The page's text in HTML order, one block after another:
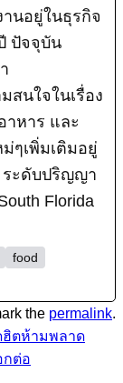
นอยู่ในธุรกิจ
ปัจจุบัน
สนใจในเรื่อง
าหาร และ
ๆเพิ่มเติมอยู่
ระดับปริญญา
Florida
food
the permalink.
ฮิตห้ามพลาด
กต่อ